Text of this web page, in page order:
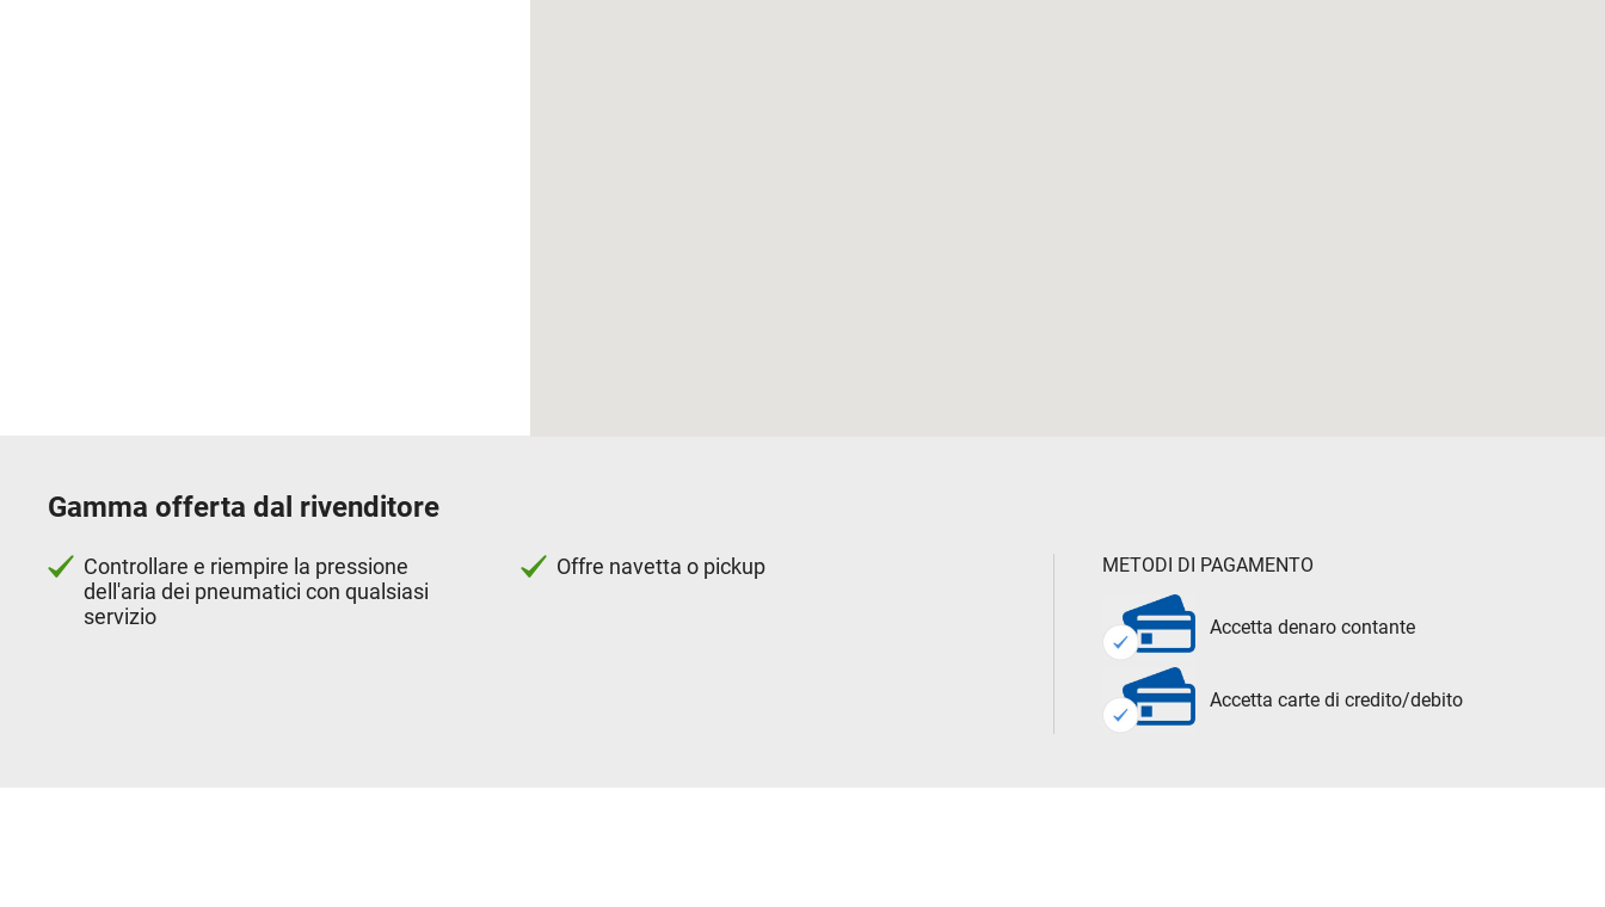
Gamma offerta dal rivenditore
Controllare e riempire la pressione
dell'aria dei pneumatici con qualsiasi
servizio
Offre navetta o pickup METODI DI PAGAMENTO
Accetta denaro contante
Accetta carte di credito/debito